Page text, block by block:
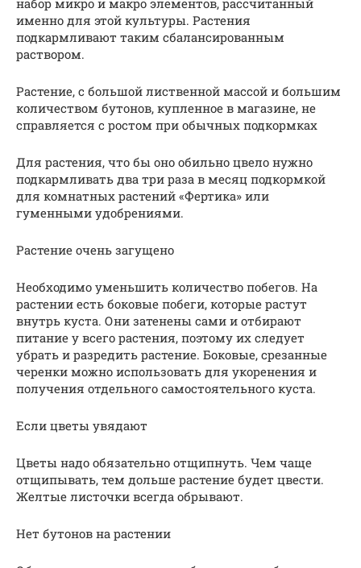
набор микро и макро элементов, рассчитанный
именно для этой культуры. Растения
подкармливают таким сбалансированным
раствором.
Растение, с большой лиственной массой и большим
количеством бутонов, купленное в магазине, не
справляется с ростом при обычных подкормках
Для растения, что бы оно обильно цвело нужно
подкармливать два три раза в месяц подкормкой
для комнатных растений «Фертика» или
гуменными удобрениями.
Растение очень загущено
Необходимо уменьшить количество побегов. На
растении есть боковые побеги, которые растут
внутрь куста. Они затенены сами и отбирают
питание у всего растения, поэтому их следует
убрать и разредить растение. Боковые, срезанные
черенки можно использовать для укоренения и
получения отдельного самостоятельного куста.
Если цветы увядают
Цветы надо обязательно отщипнуть. Чем чаще
отщипывать, тем дольше растение будет цвести.
Желтые листочки всегда обрывают.
Нет бутонов на растении